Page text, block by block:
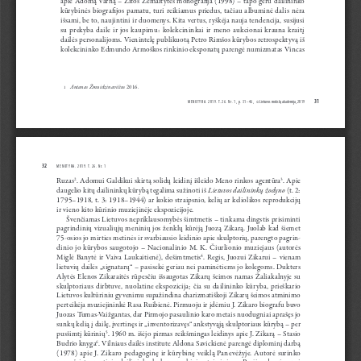
31
MENOTYRA. 2019. T. 26. Nr . 1, p . 31 –46 © Lietuvos mokslų akademija, 2019
kūrybinės  biografijos  pamatu,  turi  reikiamus  priedus,  tačiau  albuminė  dalis  nėra
išsami, be to, naujintini ir duomenys. Kita vertus, ryškėja nauja tendencija, susijusi
su  prekyba  daile  ir  jos  kaupimu:  kolekcininkai  ir  meno  aukcionai  krauna  kraitį
dailės personalijoms. Vienintelę publikuotą Petro Rimšos kūrybos retrospektyvą iš
kolekcininko Edmundo Armoškos rinkinio eksponatų parengė numizmatas Vincas
1 Antanas Žmuidzinavičius 2016.
32 MENOTYRA. 2019. T. 26. N r . 1
Ruzas2. Adomui Galdikui skirtą solidų leidinį išleido Meno rinkos agentūra 3
. Apie
daugelio kitų dailininkų kūrybą tegalima sužinoti iš Lietuvos dailininkų žodyno (t. 2:
1795–1918, t. 3: 1918–1944) ar kokio straipsnio, kelių ar keliolikos reprodukcijų
ir vieno kito kūrinio muziejinėje ekspozicijoje.
Švenčiamas Lietuvos nepriklausomybės šimtmetis – tinkama dingstis prisiminti
pagrindinių  vizualiųjų  meninių  jos  ženklų  kūrėją  Juozą  Zikarą.  Juolab  kad  šiemet
75-osios jo mirties metinės ir svarbiausio leidinio apie skulptorių, parengto pagrin -
dinio  jo  kūrybos  saugotojo  –  Nacionalinio  M.  K.  Čiurlionio  muziejaus  (autorės
Miglė  Banytė  ir  Vaiva  Laukaitienė),  dešimtmetis4
.  Regis,  Juozui  Zikarui  –  vienam
lietuvių dailės „signatarų“ – pasisekė geriau nei paminėtiems jo kolegoms. Dukters
Alytės  Elenos  Zikaraitės  rūpesčiu  išsaugotas  Zikarų  šeimos  namas  Žaliakalnyje  su
skulptoriaus  dirbtuve,  nuolatine  ekspozicija;  čia  su  dailininko  kūryba,  prieškario
Lietuvos kultūriniu g yvenimu supažindina charizmatiškoji Zikarų šeimos atminimo
perteikėja muziejininkė Rasa Ruibienė. Pirmuoju ir įdėmiu J. Zikaro biografu buvo
Juozas Tumas-Vaižgantas, dar Pirmojo pasaulinio karo metais nuodugniai aprašęs jo
sunkų kelią į dailę, įvertinęs ir „inventorizavęs“ ankstyvąją skulptoriaus kūrybą – per
pusšimtį kūrinių5. 1960 m. išėjo pirmas reikšmingas leidinys apie J. Zikarą – Stasio
Budrio knyga6
. Vilniaus dailės institute Aldona Savickienė parengė diplominį darbą
(1978)  apie  J.  Zikaro  pedagoginę  ir  kūrybinę  veiklą  Panevėžyje.  Autorė  surinko